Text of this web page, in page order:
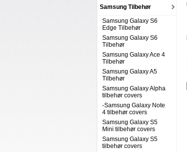
Samsung Tilbehør
Samsung Galaxy S6
Edge Tilbehør
Samsung Galaxy S6
Tilbehør
Samsung Galaxy Ace 4
Tilbehør
Samsung Galaxy A5
Tilbehør
Samsung Galaxy Alpha
tilbehør covers
-Samsung Galaxy Note
4 tilbehør covers
Samsung Galaxy S5
Mini tilbehør covers
Samsung Galaxy S5
tilbehør covers